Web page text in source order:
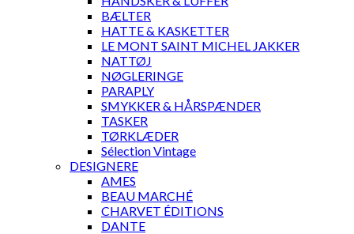
BÆLTER
HATTE & KASKETTER
LE MONT SAINT MICHEL JAKKER
NATTØJ
NØGLERINGE
PARAPLY
SMYKKER & HÅRSPÆNDER
TASKER
TØRKLÆDER
Sélection Vintage
DESIGNERE
AMES
BEAU MARCHÉ
CHARVET ÉDITIONS
DANTE